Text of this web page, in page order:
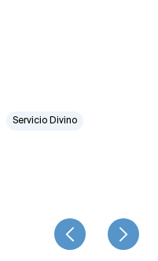
Servicio Divino